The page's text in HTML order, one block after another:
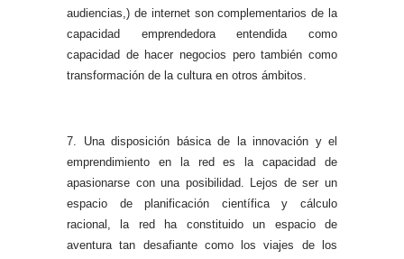
audiencias,) de internet son complementarios de la
capacidad emprendedora entendida como
capacidad de hacer negocios pero también como
transformación de la cultura en otros ámbitos.
7. Una disposición básica de la innovación y el
emprendimiento en la red es la capacidad de
apasionarse con una posibilidad. Lejos de ser un
espacio de planificación científica y cálculo
racional, la red ha constituido un espacio de
aventura tan desafiante como los viajes de los